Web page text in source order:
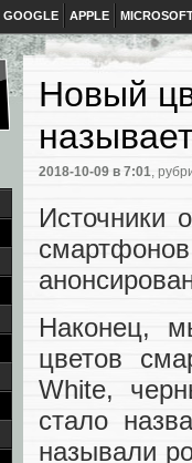
GOOGLE APPLE
Новый
2018-10-09 в 7:01,
Источники
Наконец,
цветов
White,
стало
называли